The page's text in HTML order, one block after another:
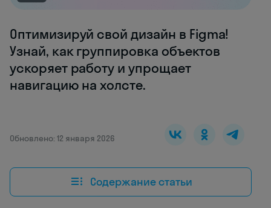
Оптимизируй свой дизайн в Figma!
Узнай, как группировка объектов
ускоряет работу и упрощает
навигацию на холсте.
Обновлено: 12 января 2026
Содержание статьи